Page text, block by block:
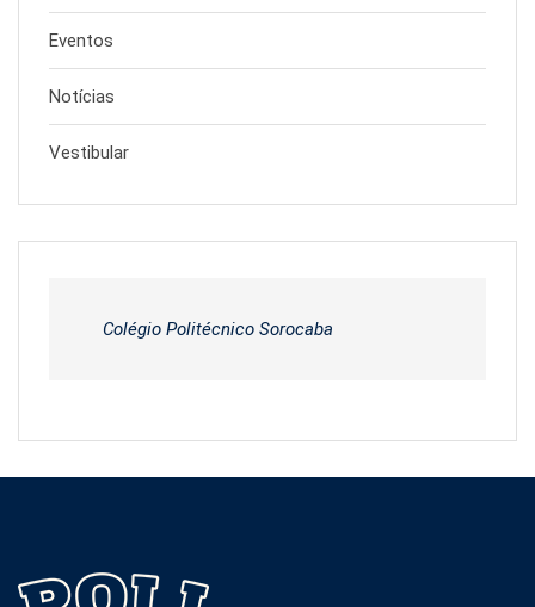
Eventos
Notícias
Vestibular
Colégio Politécnico Sorocaba